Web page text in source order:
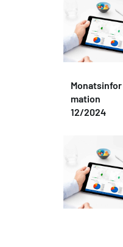
Monatsinfor
mation
12/2024